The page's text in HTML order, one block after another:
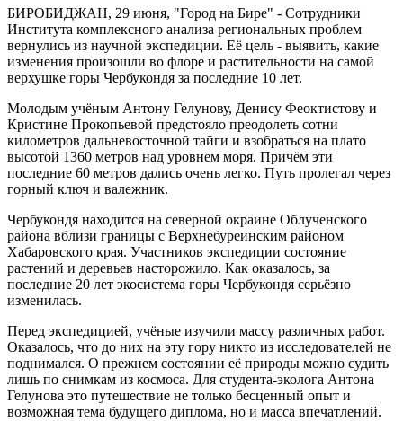
БИРОБИДЖАН, 29 июня, "Город на Бире" - Сотрудники
Института комплексного анализа региональных проблем
вернулись из научной экспедиции. Её цель - выявить, какие
изменения произошли во флоре и растительности на самой
верхушке горы Чербукондя за последние 10 лет.
Молодым учёным Антону Гелунову, Денису Феоктистову и
Кристине Прокопьевой предстояло преодолеть сотни
километров дальневосточной тайги и взобраться на плато
высотой 1360 метров над уровнем моря. Причём эти
последние 60 метров дались очень легко. Путь пролегал через
горный ключ и валежник.
Чербукондя находится на северной окраине Облученского
района вблизи границы с Верхнебуреинским районом
Хабаровского края. Участников экспедиции состояние
растений и деревьев насторожило. Как оказалось, за
последние 20 лет экосистема горы Чербукондя серьёзно
изменилась.
Перед экспедицией, учёные изучили массу различных работ.
Оказалось, что до них на эту гору никто из исследователей не
поднимался. О прежнем состоянии её природы можно судить
лишь по снимкам из космоса. Для студента-эколога Антона
Гелунова это путешествие не только бесценный опыт и
возможная тема будущего диплома, но и масса впечатлений.